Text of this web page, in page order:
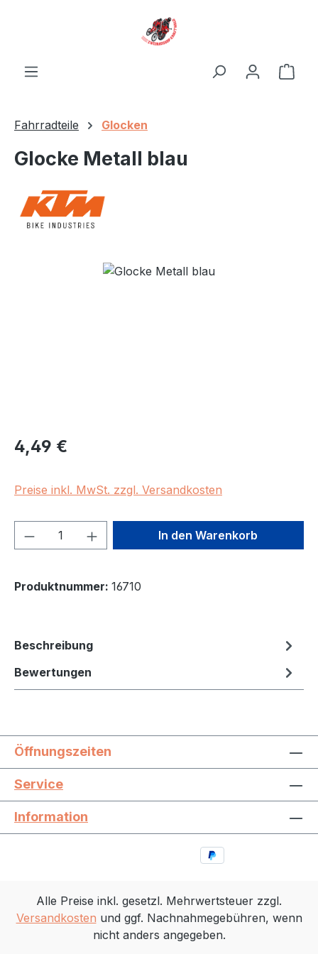
Fahrradteile Glocken
Glocke Metall blau
Bildergalerie überspringen
Regulärer Preis:
4,49 €
Preise inkl. MwSt. zzgl. Versandkosten
Produkt Anzahl: Gib denIn den Warenkorb
Produktnummer: 16710
Beschreibung
Bewertungen
Öffnungszeiten
Service
Information
Alle Preise inkl. gesetzl. Mehrwertsteuer zzgl.
Versandkosten und ggf. Nachnahmegebühren, wenn
nicht anders angegeben.